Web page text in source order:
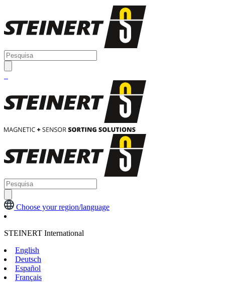
Choose your region/language
STEINERT International
English
Deutsch
Español
Français